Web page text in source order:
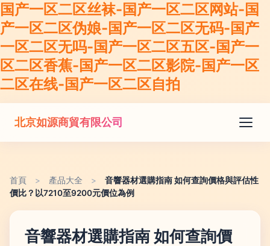
国产一区二区丝袜-国产一区二区网站-国
产一区二区伪娘-国产一区二区无码-国产
一区二区无吗-国产一区二区五区-国产一
区二区香蕉-国产一区二区影院-国产一区
二区在线-国产一区二区自拍
北京如源商貿有限公司
首頁 > 產品大全 >
音響器材選購指南 如何查詢價格與評估性
價比？以7210至9200元價位為例
音響器材選購指南 如何查詢價